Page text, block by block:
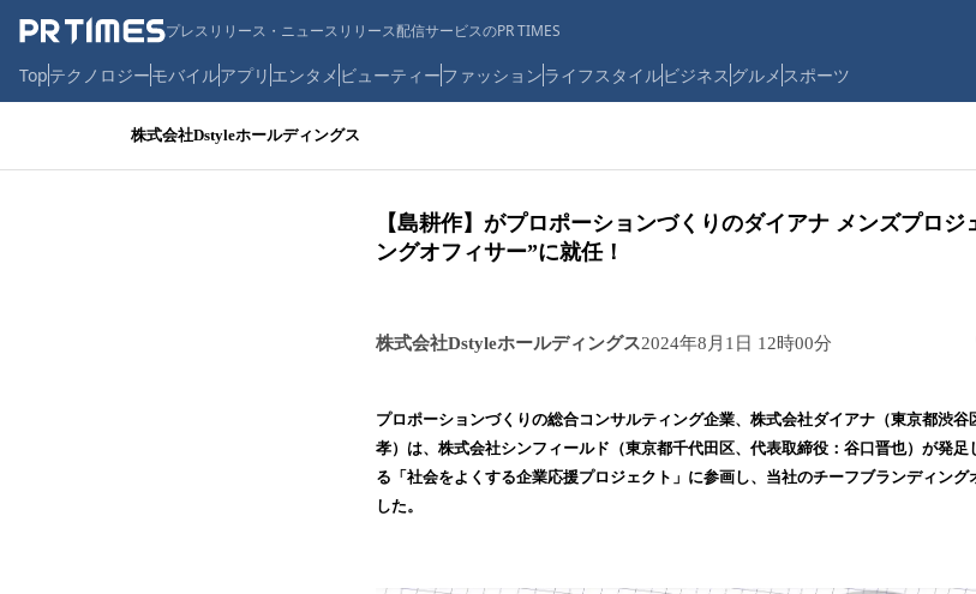
プレスリリース・ニュースリリース配信サービスのPR TIMES
Topテクノロジーモバイルアプリ エンタメ ビューティーファッションライフスタイルビジネス グルメ スポーツ
株式会社Dstyleホールディングス
【島耕作】がプロポーションづくりのダイアナ メンズプロ
ングオフィサー”に就任！
株式会社Dstyleホールディングス2024年8月1日 12時00分
プロポーションづくりの総合コンサルティング企業、株式会社ダイアナ（東京都渋
孝）は、株式会社シンフィールド（東京都千代田区、代表取締役：谷口晋也）が発
る「社会をよくする企業応援プロジェクト」に参画し、当社のチーフブランディン
した。